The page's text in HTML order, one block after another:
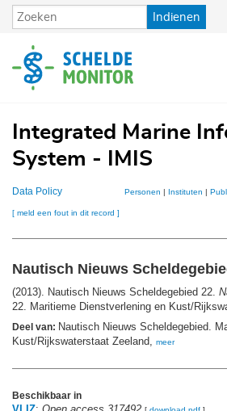
Overslaan
en
de
inhoud
Indienen
Integrated Marine
System - IMIS
Data Policy Personen | Instituten |
[ meld een fout in dit record ]
Nautisch Nieuws
(2013). Nautisch Nieuws Scheldegebied 22.
22. Maritieme Dienstverlening en Kust/
Deel van: Nautisch Nieuws Scheldegebied.
Kust/Rijkswaterstaat Zeeland,
meer
Beschikbaar in